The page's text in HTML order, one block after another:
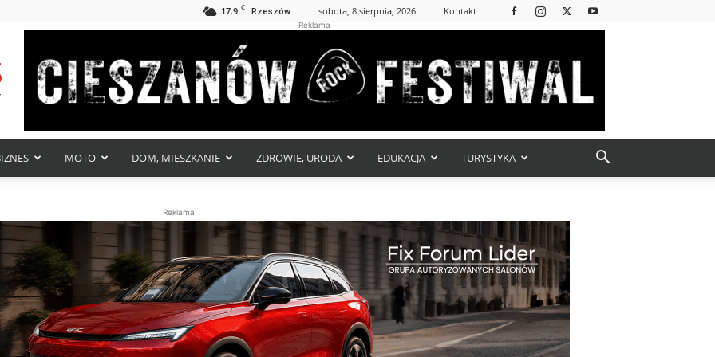
17.9 C Rzeszów sobota, 8 sierpnia, 2026 Kontakt
Reklama
MOTO DOM, MIESZKANIE ZDROWIE, URODA EDUKACJA TURYSTYKA
Reklama